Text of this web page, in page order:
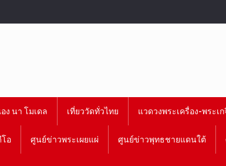
ง นา โมเดล เที่ยววัดทั่วไทย แวดวงพระเครื่อง-พระเก
อ ศูนย์ข่าวพระเผยแผ่ ศูนย์ข่าวพุทธชายแดนใต้